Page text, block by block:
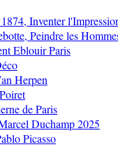
Inventer
Peindre les
Eblouir Paris
Herpen
de Paris
Duchamp 2025
Picasso